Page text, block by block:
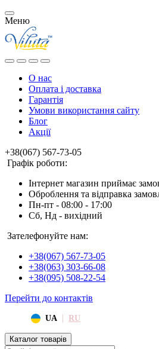
Меню
О нас
Оплата і доставка
Гарантія
Умови використання сайту
Блог
Акції
+38(067) 567-73-05
Графік роботи:
Інтернет магазин приймає
Оброблення та відправка
Пн-пт - 08:00 - 17:00
Сб, Нд - вихідний
Зателефонуйте нам:
+38(067) 567-73-05
+38(063) 303-66-08
+38(095) 508-22-54
Перейти до контактів
UA | RU
Каталог товарів